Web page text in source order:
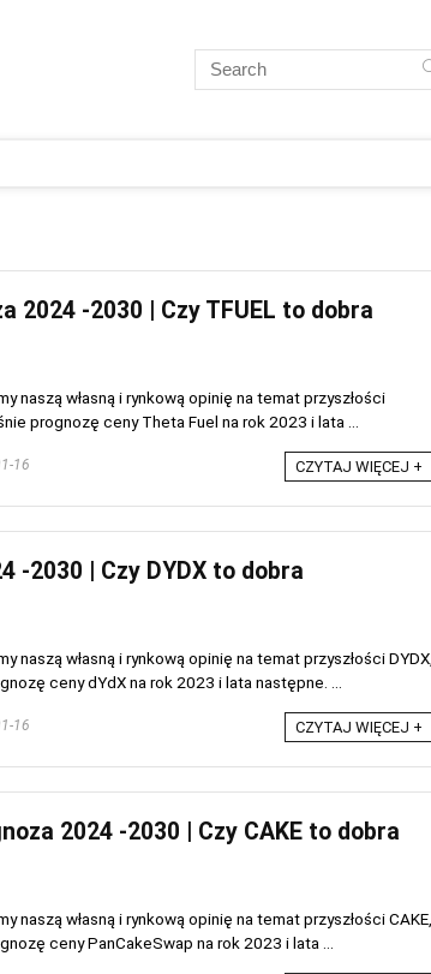
2024 -2030 | Czy TFUEL to dobra
naszą własną i rynkową opinię na temat przyszłości
prognozę ceny Theta Fuel na rok 2023 i lata ...
16 CZYTAJ WIĘCEJ +
-2030 | Czy DYDX to dobra
naszą własną i rynkową opinię na temat przyszłości DYDX,
ceny dYdX na rok 2023 i lata następne. ...
16 CZYTAJ WIĘCEJ +
2024 -2030 | Czy CAKE to dobra
naszą własną i rynkową opinię na temat przyszłości CAKE,
ceny PanCakeSwap na rok 2023 i lata ...